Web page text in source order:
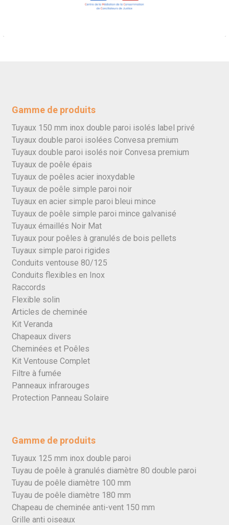
Gamme de produits
Tuyaux 150 mm inox double paroi isolés label privé
Tuyaux double paroi isolées Convesa premium
Tuyaux double paroi isolés noir Convesa premium
Tuyaux de poêle épais
Tuyaux de poêles acier inoxydable
Tuyaux de poêle simple paroi noir
Tuyaux en acier simple paroi bleui mince
Tuyaux de poêle simple paroi mince galvanisé
Tuyaux émaillés Noir Mat
Tuyaux pour poêles à granulés de bois pellets
Tuyaux simple paroi rigides
Conduits ventouse 80/125
Conduits flexibles en Inox
Raccords
Flexible solin
Articles de cheminée
Kit Veranda
Chapeaux divers
Cheminées et Poêles
Kit Ventouse Complet
Filtre à fumée
Panneaux infrarouges
Protection Panneau Solaire
Gamme de produits
Tuyaux 125 mm inox double paroi
Tuyau de poêle à granulés diamètre 80 double paroi
Tuyau de poêle diamètre 100 mm
Tuyau de poêle diamètre 180 mm
Chapeau de cheminée anti-vent 150 mm
Grille anti oiseaux